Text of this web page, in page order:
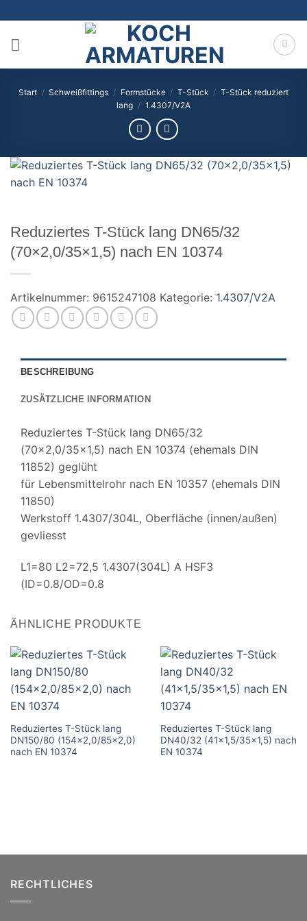
Inhalt
springen
Start / Schweißfittings / Formstücke / T-Stück / T-Stück reduziert
lang / 1.4307/V2A
Reduziertes T-Stück lang DN65/32
(70×2,0/35×1,5) nach EN 10374
Artikelnummer: 9615247108 Kategorie: 1.4307/V2A
BESCHREIBUNG
ZUSÄTZLICHE INFORMATION
Reduziertes T-Stück lang DN65/32
(70×2,0/35×1,5) nach EN 10374 (ehemals DIN
11852) geglüht
für Lebensmittelrohr nach EN 10357 (ehemals DIN
11850)
Werkstoff 1.4307/304L, Oberfläche (innen/außen)
gevliesst
L1=80 L2=72,5 1.4307(304L) A HSF3
(ID=0.8/OD=0.8
ÄHNLICHE PRODUKTE
Reduziertes T-Stück lang
DN150/80 (154×2,0/85×2,0)
nach EN 10374
Reduziertes T-Stück lang
DN40/32 (41×1,5/35×1,5) nach
EN 10374
RECHTLICHES